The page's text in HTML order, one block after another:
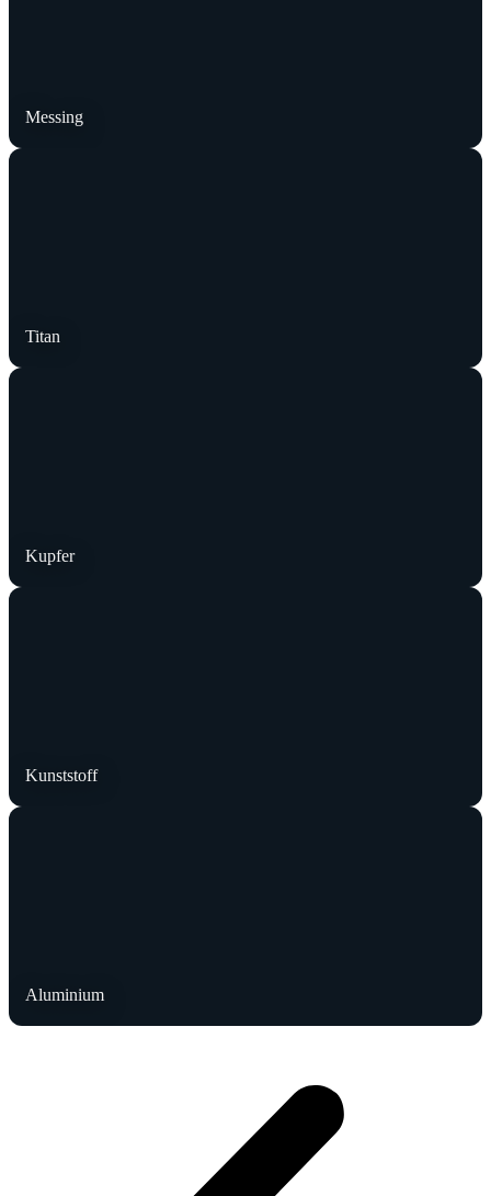
Messing
Titan
Kupfer
Kunststoff
Aluminium